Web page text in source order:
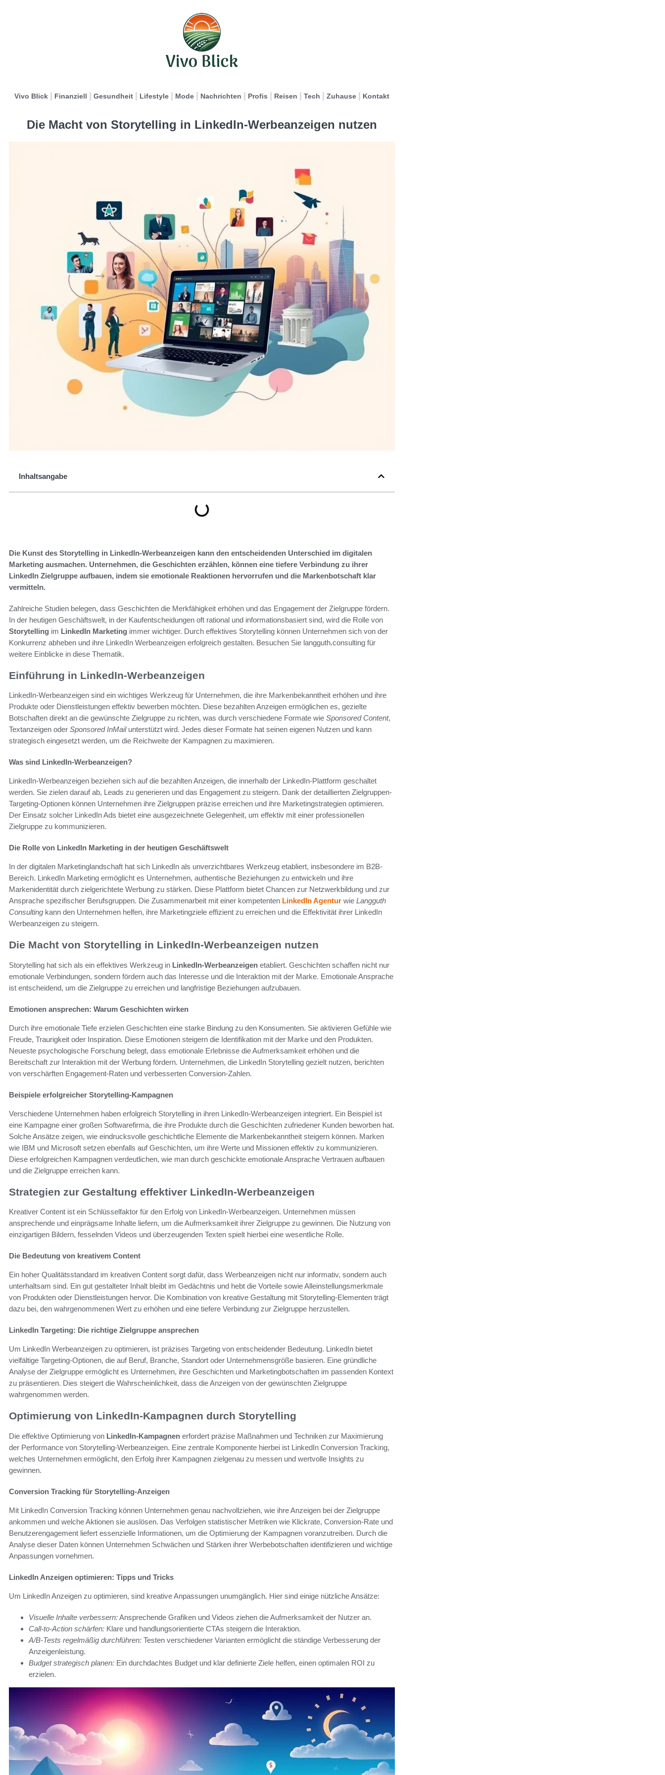
Vivo Blick Finanziell Gesundheit Lifestyle Mode Nachrichten Profis Reisen Tech Zuhause Kontakt
Die Macht von Storytelling in LinkedIn-Werbeanzeigen nutzen
Inhaltsangabe
Die Kunst des Storytelling in LinkedIn-Werbeanzeigen kann den entscheidenden Unterschied im digitalen
Marketing ausmachen. Unternehmen, die Geschichten erzählen, können eine tiefere Verbindung zu ihrer
LinkedIn Zielgruppe aufbauen, indem sie emotionale Reaktionen hervorrufen und die Markenbotschaft klar
vermitteln.
Zahlreiche Studien belegen, dass Geschichten die Merkfähigkeit erhöhen und das Engagement der Zielgruppe fördern.
In der heutigen Geschäftswelt, in der Kaufentscheidungen oft rational und informationsbasiert sind, wird die Rolle von
Storytelling im LinkedIn Marketing immer wichtiger. Durch effektives Storytelling können Unternehmen sich von der
Konkurrenz abheben und ihre LinkedIn Werbeanzeigen erfolgreich gestalten. Besuchen Sie langguth.consulting für
weitere Einblicke in diese Thematik.
Einführung in LinkedIn-Werbeanzeigen
LinkedIn-Werbeanzeigen sind ein wichtiges Werkzeug für Unternehmen, die ihre Markenbekanntheit erhöhen und ihre
Produkte oder Dienstleistungen effektiv bewerben möchten. Diese bezahlten Anzeigen ermöglichen es, gezielte
Botschaften direkt an die gewünschte Zielgruppe zu richten, was durch verschiedene Formate wie Sponsored Content,
Textanzeigen oder Sponsored InMailunterstützt wird. Jedes dieser Formate hat seinen eigenen Nutzen und kann
strategisch eingesetzt werden, um die Reichweite der Kampagnen zu maximieren.
Was sind LinkedIn-Werbeanzeigen?
LinkedIn-Werbeanzeigen beziehen sich auf die bezahlten Anzeigen, die innerhalb der LinkedIn-Plattform geschaltet
werden. Sie zielen darauf ab, Leads zu generieren und das Engagement zu steigern. Dank der detaillierten Zielgruppen-
Targeting-Optionen können Unternehmen ihre Zielgruppen präzise erreichen und ihre Marketingstrategien optimieren.
Der Einsatz solcher LinkedIn Ads bietet eine ausgezeichnete Gelegenheit, um effektiv mit einer professionellen
Zielgruppe zu kommunizieren.
Die Rolle von LinkedIn Marketing in der heutigen Geschäftswelt
In der digitalen Marketinglandschaft hat sich LinkedIn als unverzichtbares Werkzeug etabliert, insbesondere im B2B-
Bereich. LinkedIn Marketing ermöglicht es Unternehmen, authentische Beziehungen zu entwickeln und ihre
Markenidentität durch zielgerichtete Werbung zu stärken. Diese Plattform bietet Chancen zur Netzwerkbildung und zur
Ansprache spezifischer Berufsgruppen. Die Zusammenarbeit mit einer kompetenten LinkedIn Agentur wie Langguth
Consulting kann den Unternehmen helfen, ihre Marketingziele effizient zu erreichen und die Effektivität ihrer LinkedIn
Werbeanzeigen zu steigern.
Die Macht von Storytelling in LinkedIn-Werbeanzeigen nutzen
Storytelling hat sich als ein effektives Werkzeug in LinkedIn-Werbeanzeigen etabliert. Geschichten schaffen nicht nur
emotionale Verbindungen, sondern fördern auch das Interesse und die Interaktion mit der Marke. Emotionale Ansprache
ist entscheidend, um die Zielgruppe zu erreichen und langfristige Beziehungen aufzubauen.
Emotionen ansprechen: Warum Geschichten wirken
Durch ihre emotionale Tiefe erzielen Geschichten eine starke Bindung zu den Konsumenten. Sie aktivieren Gefühle wie
Freude, Traurigkeit oder Inspiration. Diese Emotionen steigern die Identifikation mit der Marke und den Produkten.
Neueste psychologische Forschung belegt, dass emotionale Erlebnisse die Aufmerksamkeit erhöhen und die
Bereitschaft zur Interaktion mit der Werbung fördern. Unternehmen, die LinkedIn Storytelling gezielt nutzen, berichten
von verschärften Engagement-Raten und verbesserten Conversion-Zahlen.
Beispiele erfolgreicher Storytelling-Kampagnen
Verschiedene Unternehmen haben erfolgreich Storytelling in ihren LinkedIn-Werbeanzeigen integriert. Ein Beispiel ist
eine Kampagne einer großen Softwarefirma, die ihre Produkte durch die Geschichten zufriedener Kunden beworben hat.
Solche Ansätze zeigen, wie eindrucksvolle geschichtliche Elemente die Markenbekanntheit steigern können. Marken
wie IBM und Microsoft setzen ebenfalls auf Geschichten, um ihre Werte und Missionen effektiv zu kommunizieren.
Diese erfolgreichen Kampagnen verdeutlichen, wie man durch geschickte emotionale Ansprache Vertrauen aufbauen
und die Zielgruppe erreichen kann.
Strategien zur Gestaltung effektiver LinkedIn-Werbeanzeigen
Kreativer Content ist ein Schlüsselfaktor für den Erfolg von LinkedIn-Werbeanzeigen. Unternehmen müssen
ansprechende und einprägsame Inhalte liefern, um die Aufmerksamkeit ihrer Zielgruppe zu gewinnen. Die Nutzung von
einzigartigen Bildern, fesselnden Videos und überzeugenden Texten spielt hierbei eine wesentliche Rolle.
Die Bedeutung von kreativem Content
Ein hoher Qualitätsstandard im kreativen Content sorgt dafür, dass Werbeanzeigen nicht nur informativ, sondern auch
unterhaltsam sind. Ein gut gestalteter Inhalt bleibt im Gedächtnis und hebt die Vorteile sowie Alleinstellungsmerkmale
von Produkten oder Dienstleistungen hervor. Die Kombination von kreative Gestaltung mit Storytelling-Elementen trägt
dazu bei, den wahrgenommenen Wert zu erhöhen und eine tiefere Verbindung zur Zielgruppe herzustellen.
LinkedIn Targeting: Die richtige Zielgruppe ansprechen
Um LinkedIn Werbeanzeigen zu optimieren, ist präzises Targeting von entscheidender Bedeutung. LinkedIn bietet
vielfältige Targeting-Optionen, die auf Beruf, Branche, Standort oder Unternehmensgröße basieren. Eine gründliche
Analyse der Zielgruppe ermöglicht es Unternehmen, ihre Geschichten und Marketingbotschaften im passenden Kontext
zu präsentieren. Dies steigert die Wahrscheinlichkeit, dass die Anzeigen von der gewünschten Zielgruppe
wahrgenommen werden.
Optimierung von LinkedIn-Kampagnen durch Storytelling
Die effektive Optimierung von LinkedIn-Kampagnen erfordert präzise Maßnahmen und Techniken zur Maximierung
der Performance von Storytelling-Werbeanzeigen. Eine zentrale Komponente hierbei ist LinkedIn Conversion Tracking,
welches Unternehmen ermöglicht, den Erfolg ihrer Kampagnen zielgenau zu messen und wertvolle Insights zu
gewinnen.
Conversion Tracking für Storytelling-Anzeigen
Mit LinkedIn Conversion Tracking können Unternehmen genau nachvollziehen, wie ihre Anzeigen bei der Zielgruppe
ankommen und welche Aktionen sie auslösen. Das Verfolgen statistischer Metriken wie Klickrate, Conversion-Rate und
Benutzerengagement liefert essenzielle Informationen, um die Optimierung der Kampagnen voranzutreiben. Durch die
Analyse dieser Daten können Unternehmen Schwächen und Stärken ihrer Werbebotschaften identifizieren und wichtige
Anpassungen vornehmen.
LinkedIn Anzeigen optimieren: Tipps und Tricks
Um LinkedIn Anzeigen zu optimieren, sind kreative Anpassungen unumgänglich. Hier sind einige nützliche Ansätze:
Visuelle Inhalte verbessern:Ansprechende Grafiken und Videos ziehen die Aufmerksamkeit der Nutzer an.
Call-to-Action schärfen: Klare und handlungsorientierte CTAs steigern die Interaktion.
A/B-Tests regelmäßig durchführen: Testen verschiedener Varianten ermöglicht die ständige Verbesserung der
Anzeigenleistung.
Budget strategisch planen: Ein durchdachtes Budget und klar definierte Ziele helfen, einen optimalen ROI zu
erzielen.